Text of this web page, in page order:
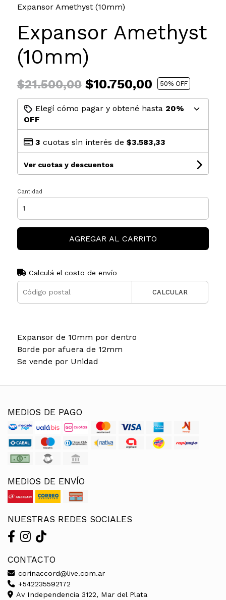
Expansor Amethyst (10mm)
Expansor Amethyst
(10mm)
$21.500,00$10.750,00 50% OFF
Elegí cómo pagar y obtené hasta 20%
OFF
3 cuotas sin interés de $3.583,33
Ver cuotas y descuentos
Cantidad
AGREGAR AL CARRITO
Calculá el costo de envío
CALCULAR
Expansor de 10mm por dentro
Borde por afuera de 12mm
Se vende por Unidad
MEDIOS DE PAGO
MEDIOS DE ENVÍO
NUESTRAS REDES SOCIALES
CONTACTO
corinaccord@live.com.ar
+542235592172
Av Independencia 3122, Mar del Plata